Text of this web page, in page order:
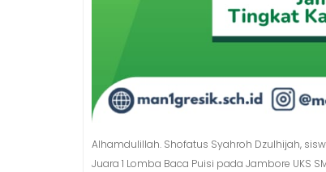
Alhamdulillah. Shofatus Syahroh Dzulhijah,
Juara 1 Lomba Baca Puisi pada Jambore UKS